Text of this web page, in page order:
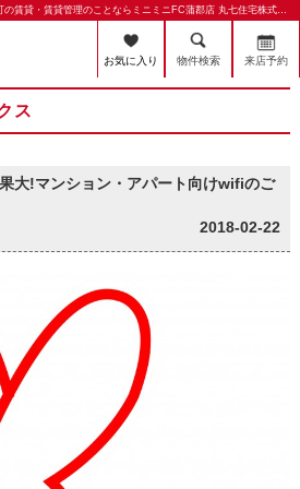
月別一覧【2018年2月】 | 蒲郡市・幸田町の賃貸・賃貸管理のことならミニミニFC蒲郡店 丸七住宅株式会社
お気に入り 物件検索 来店予約
ス
大!マンション・アパート向けwifiのご
2018-02-22